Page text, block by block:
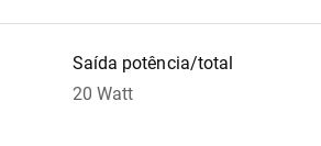
Saída potência/total
20 Watt